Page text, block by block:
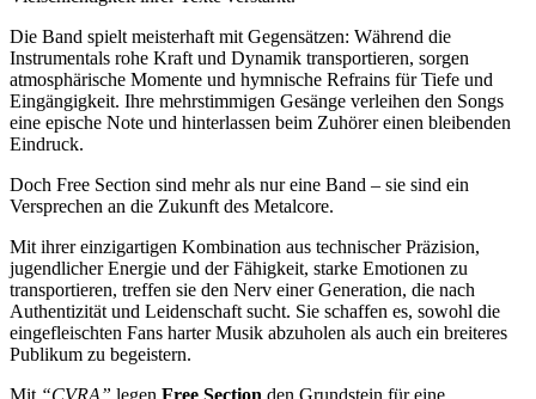
Die Band spielt meisterhaft mit Gegensätzen: Während die
Instrumentals rohe Kraft und Dynamik transportieren, sorgen
atmosphärische Momente und hymnische Refrains für Tiefe und
Eingängigkeit. Ihre mehrstimmigen Gesänge verleihen den Songs
eine epische Note und hinterlassen beim Zuhörer einen bleibenden
Eindruck.
Doch Free Section sind mehr als nur eine Band – sie sind ein
Versprechen an die Zukunft des Metalcore.
Mit ihrer einzigartigen Kombination aus technischer Präzision,
jugendlicher Energie und der Fähigkeit, starke Emotionen zu
transportieren, treffen sie den Nerv einer Generation, die nach
Authentizität und Leidenschaft sucht. Sie schaffen es, sowohl die
eingefleischten Fans harter Musik abzuholen als auch ein breiteres
Publikum zu begeistern.